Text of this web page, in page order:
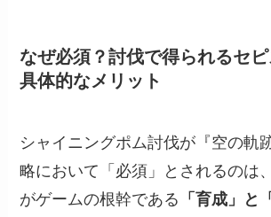
なぜ必須？討伐で得られるセ
具体的なメリット
シャイニングポム討伐が『空の軌
略において「必須」とされるのは
がゲームの根幹である 「育成」と